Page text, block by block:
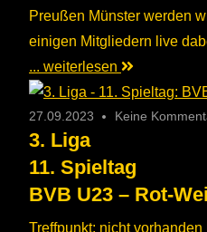
Preußen Münster werden
einigen Mitgliedern live
... weiterlesen
27.09.2023 Keine
3. Liga
11. Spieltag
BVB U23 – Rot-
Treffpunkt: nicht